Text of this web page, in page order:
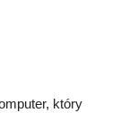
który